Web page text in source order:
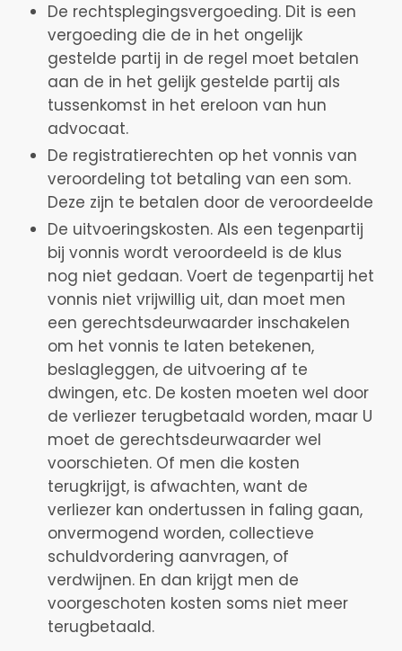
De rechtsplegingsvergoeding. Dit is een
vergoeding die de in het ongelijk
gestelde partij in de regel moet betalen
aan de in het gelijk gestelde partij als
tussenkomst in het ereloon van hun
advocaat.
De registratierechten op het vonnis van
veroordeling tot betaling van een som.
Deze zijn te betalen door de veroordeelde
De uitvoeringskosten. Als een tegenpartij
bij vonnis wordt veroordeeld is de klus
nog niet gedaan. Voert de tegenpartij het
vonnis niet vrijwillig uit, dan moet men
een gerechtsdeurwaarder inschakelen
om het vonnis te laten betekenen,
beslagleggen, de uitvoering af te
dwingen, etc. De kosten moeten wel door
de verliezer terugbetaald worden, maar U
moet de gerechtsdeurwaarder wel
voorschieten. Of men die kosten
terugkrijgt, is afwachten, want de
verliezer kan ondertussen in faling gaan,
onvermogend worden, collectieve
schuldvordering aanvragen, of
verdwijnen. En dan krijgt men de
voorgeschoten kosten soms niet meer
terugbetaald.